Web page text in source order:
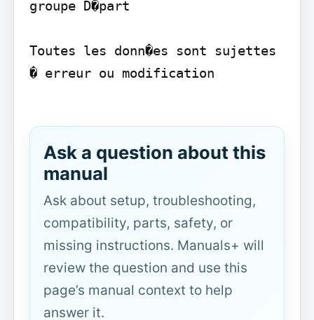
groupe D�part
Toutes les donn�es sont sujettes
� erreur ou modification
Ask a question about this
manual
Ask about setup, troubleshooting,
compatibility, parts, safety, or
missing instructions. Manuals+ will
review the question and use this
page’s manual context to help
answer it.